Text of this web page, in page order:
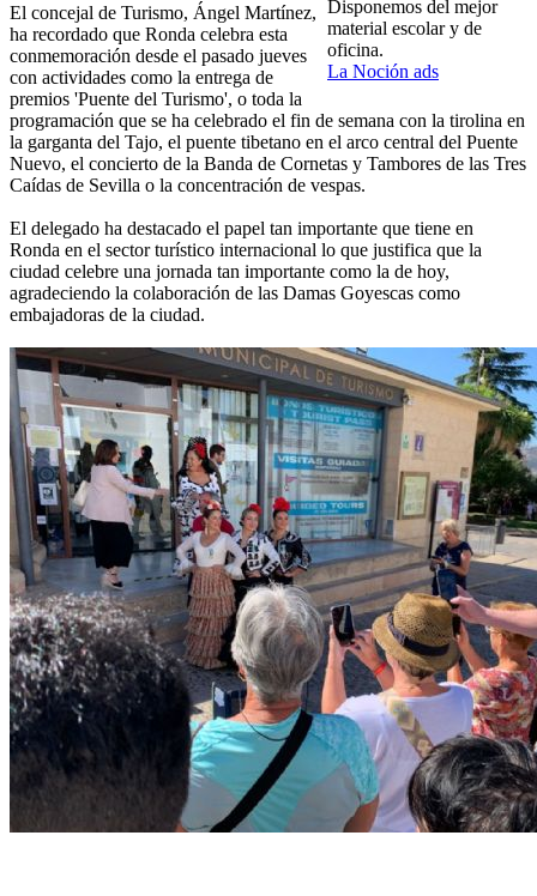
Disponemos del mejor
material escolar y de
oficina.
La Noción ads
El concejal de Turismo, Ángel Martínez,
ha recordado que Ronda celebra esta
conmemoración desde el pasado jueves
con actividades como la entrega de
premios 'Puente del Turismo', o toda la
programación que se ha celebrado el fin de semana con la tirolina en
la garganta del Tajo, el puente tibetano en el arco central del Puente
Nuevo, el concierto de la Banda de Cornetas y Tambores de las Tres
Caídas de Sevilla o la concentración de vespas.
El delegado ha destacado el papel tan importante que tiene en
Ronda en el sector turístico internacional lo que justifica que la
ciudad celebre una jornada tan importante como la de hoy,
agradeciendo la colaboración de las Damas Goyescas como
embajadoras de la ciudad.